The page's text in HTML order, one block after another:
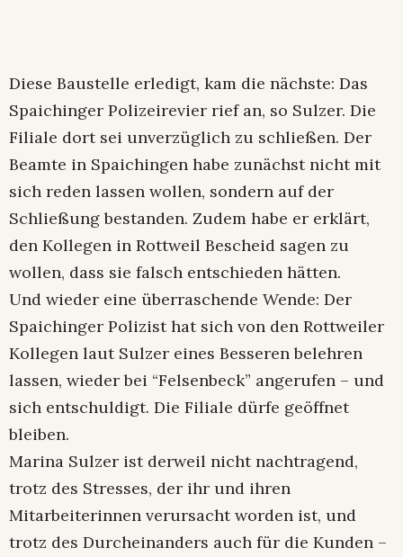
Diese Baustelle erledigt, kam die nächste: Das
Spaichinger Polizeirevier rief an, so Sulzer. Die
Filiale dort sei unverzüglich zu schließen. Der
Beamte in Spaichingen habe zunächst nicht mit
sich reden lassen wollen, sondern auf der
Schließung bestanden. Zudem habe er erklärt,
den Kollegen in Rottweil Bescheid sagen zu
wollen, dass sie falsch entschieden hätten.
Und wieder eine überraschende Wende: Der
Spaichinger Polizist hat sich von den Rottweiler
Kollegen laut Sulzer eines Besseren belehren
lassen, wieder bei “Felsenbeck” angerufen – und
sich entschuldigt. Die Filiale dürfe geöffnet
bleiben.
Marina Sulzer ist derweil nicht nachtragend,
trotz des Stresses, der ihr und ihren
Mitarbeiterinnen verursacht worden ist, und
trotz des Durcheinanders auch für die Kunden –